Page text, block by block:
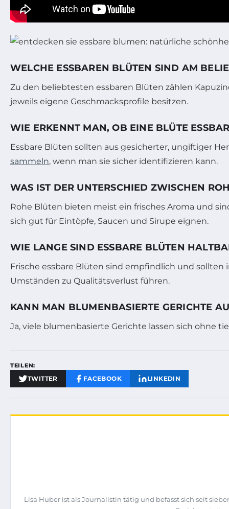
WELCHE ESSBAREN BLÜTEN SIND AM
Zu den beliebtesten essbaren Blüten zählen
jeweils eigene Geschmacksprofile besitzen.
WIE ERKENNT MAN, OB EINE BLÜTE
Essbare Blüten sollten aus gesicherter, ungiftiger
sammeln, wenn man sie sicher identifizieren kann.
WAS IST DER UNTERSCHIED ZWISCHEN
Rohe Blüten bieten meist ein frisches Aroma und
sich gut für Eintöpfe, Saucen und Sirupe eignen.
WIE LANGE SIND ESSBARE BLÜTEN
Frische essbare Blüten sind empfindlich und sollten
Umständen zu Qualitätsverlust führen.
KANN MAN BLUMENBASIERTE GERICHTE
Ja, viele blumenbasierte Gerichte lassen sich ohne
TEILEN:
TWITTER FACEBOOK LINKEDIN
Lisa Huber ist als Journalistin tätig und befasst sich seit